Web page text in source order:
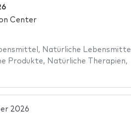
Center
, Natürliche Lebensmittel
Produkte, Natürliche Therapien,
2026